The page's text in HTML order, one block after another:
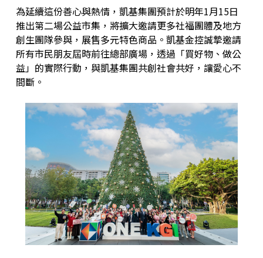
為延續這份善心與熱情，凱基集團預計於明年1月15日
推出第二場公益市集，將擴大邀請更多社福團體及地方
創生團隊參與，展售多元特色商品。凱基金控誠摯邀請
所有市民朋友屆時前往總部廣場，透過「買好物、做公
益」的實際行動，與凱基集團共創社會共好，讓愛心不
間斷。